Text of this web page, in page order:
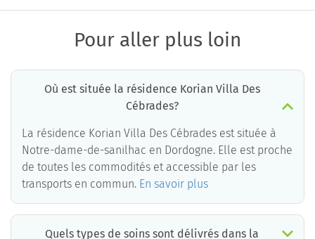
Pour aller plus loin
Où est située la résidence Korian Villa Des
Cébrades?
La résidence Korian Villa Des Cébrades est située à
Notre-dame-de-sanilhac en Dordogne. Elle est proche
de toutes les commodités et accessible par les
transports en commun. En savoir plus
Quels types de soins sont délivrés dans la